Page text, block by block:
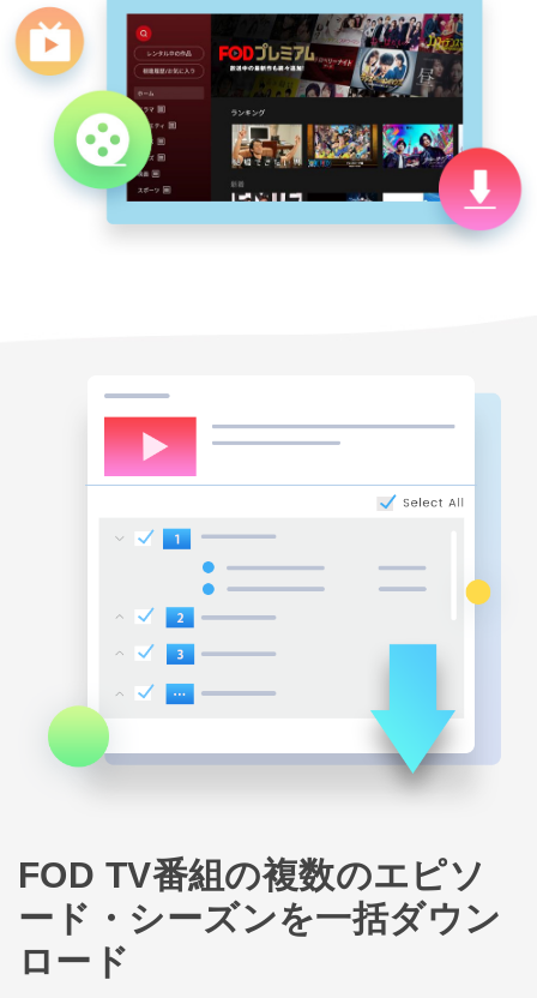
FOD TV番組の複数のエピソ
ード・シーズンを一括ダウン
ロード